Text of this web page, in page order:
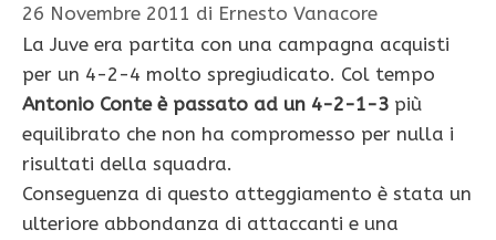
26 Novembre 2011 di Ernesto Vanacore
La Juve era partita con una campagna acquisti
per un 4-2-4 molto spregiudicato. Col tempo
Antonio Conte è passato ad un 4-2-1-3 più
equilibrato che non ha compromesso per nulla i
risultati della squadra.
Conseguenza di questo atteggiamento è stata un
ulteriore abbondanza di attaccanti e una